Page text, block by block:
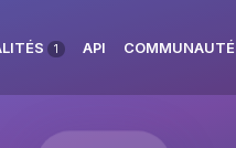
1 API COMMUNAUTÉ